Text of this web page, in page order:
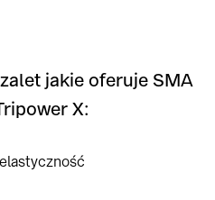
jakie oferuje SMA
X: